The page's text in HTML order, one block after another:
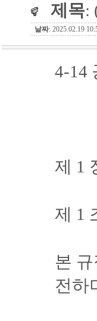
제목:
날짜: 2025.02.19
4-14
제 1
제 1
본
전하